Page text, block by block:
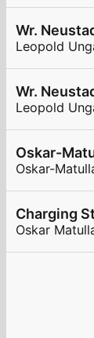
Wr.
Leopold
Wr.
Leopold
Oskar-
Oskar-
Charging
Oskar